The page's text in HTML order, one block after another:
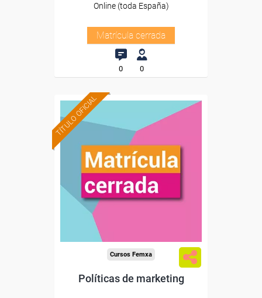
Online (toda España)
Matrícula cerrada
0 0
TÍTULO OFICIAL
Cursos Femxa
Políticas de marketing